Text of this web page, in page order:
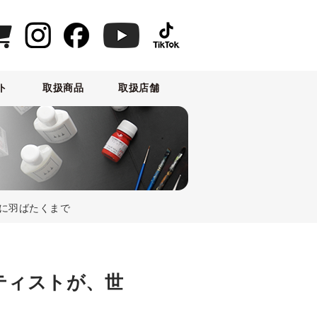
取扱商品 取扱店舗
羽ばたくまで
ストが、世